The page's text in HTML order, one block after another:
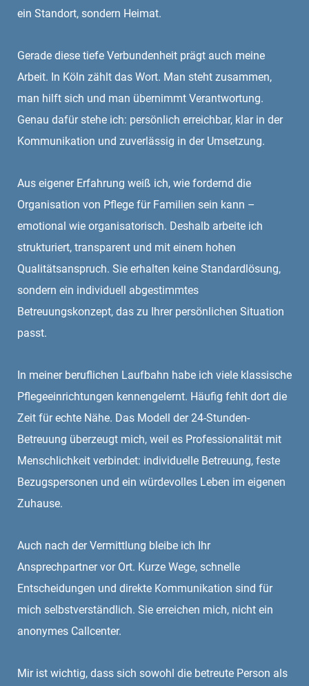
ein Standort, sondern Heimat.
Gerade diese tiefe Verbundenheit prägt auch meine
Arbeit. In Köln zählt das Wort. Man steht zusammen,
man hilft sich und man übernimmt Verantwortung.
Genau dafür stehe ich: persönlich erreichbar, klar in der
Kommunikation und zuverlässig in der Umsetzung.
Aus eigener Erfahrung weiß ich, wie fordernd die
Organisation von Pflege für Familien sein kann –
emotional wie organisatorisch. Deshalb arbeite ich
strukturiert, transparent und mit einem hohen
Qualitätsanspruch. Sie erhalten keine Standardlösung,
sondern ein individuell abgestimmtes
Betreuungskonzept, das zu Ihrer persönlichen Situation
passt.
In meiner beruflichen Laufbahn habe ich viele klassische
Pflegeeinrichtungen kennengelernt. Häufig fehlt dort die
Zeit für echte Nähe. Das Modell der 24-Stunden-
Betreuung überzeugt mich, weil es Professionalität mit
Menschlichkeit verbindet: individuelle Betreuung, feste
Bezugspersonen und ein würdevolles Leben im eigenen
Zuhause.
Auch nach der Vermittlung bleibe ich Ihr
Ansprechpartner vor Ort. Kurze Wege, schnelle
Entscheidungen und direkte Kommunikation sind für
mich selbstverständlich. Sie erreichen mich, nicht ein
anonymes Callcenter.
Mir ist wichtig, dass sich sowohl die betreute Person als